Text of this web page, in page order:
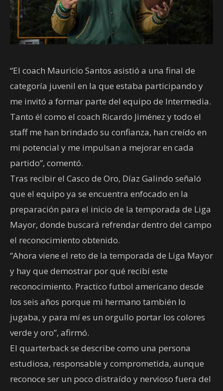
“El coach Mauricio Santos asistió a una final de
categoría juvenil en la que estaba participando y
me invitó a formar parte del equipo de Intermedia.
Tanto él como el coach Ricardo Jiménez y todo el
staff me han brindado su confianza, han creído en
mi potencial y me impulsan a mejorar en cada
partido”, comentó.
Tras recibir el Casco de Oro, Díaz Galindo señaló
que el equipo ya se encuentra enfocado en la
preparación para el inicio de la temporada de Liga
Mayor, donde buscará refrendar dentro del campo
el reconocimiento obtenido.
“Ahora viene el reto de la temporada de Liga Mayor
y hay que demostrar por qué recibí este
reconocimiento. Practico futbol americano desde
los seis años porque mi hermano también lo
jugaba, y para mí es un orgullo portar los colores
verde y oro”, afirmó.
El quarterback se describe como una persona
estudiosa, responsable y comprometida, aunque
reconoce ser un poco distraído y nervioso fuera del